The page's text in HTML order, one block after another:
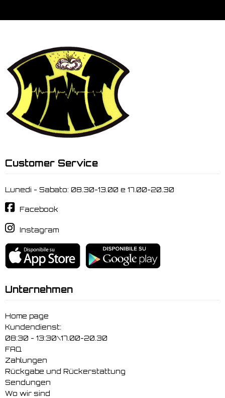
Customer Service
Lunedi - Sabato: 08.30-13.00 e 17.00-20.30
Facebook
Instagram
Unternehmen
Home page
Kundendienst:
08:30 - 13:30\17.00-20.30
FAQ
Zahlungen
Rückgabe und Rückerstattung
Sendungen
Wo wir sind